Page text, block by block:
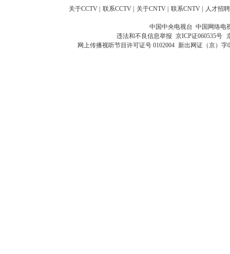
关于CCTV | 联系CCTV | 关于CNTV | 联系CNTV | 人才招聘
中国中央电视台 中国网络电
违法和不良信息举报 京ICP证060535号
网上传播视听节目许可证号 0102004 新出网证（京）